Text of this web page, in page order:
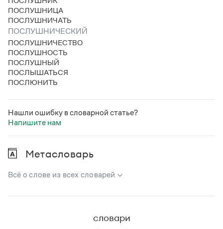
Статьи
Монологи
Интервью
Лекции и подкасты
Рекомендуем
Учебник Грамоты
Интерактивные упражнения: от простого к сложному
Скороговорки
Научпоп
ПОСЛУШНИЦА
ПОСЛУШНИЧАТЬ
ПОСЛУШНИЧЕСКИЙ
ПОСЛУШНИЧЕСТВО
ПОСЛУШНОСТЬ
ПОСЛУШНЫЙ
ПОСЛЫШАТЬСЯ
ПОСЛЮНИТЬ
Нашли ошибку в словарной статье?
Напишите нам
Метасловарь
Всё о слове из всех словарей
В метасловаре Грамоты в удобном виде собрана вся
Русский орфографический словарь
словари